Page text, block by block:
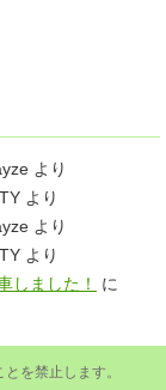
より
より
より
より
しました！
に
を禁止します。